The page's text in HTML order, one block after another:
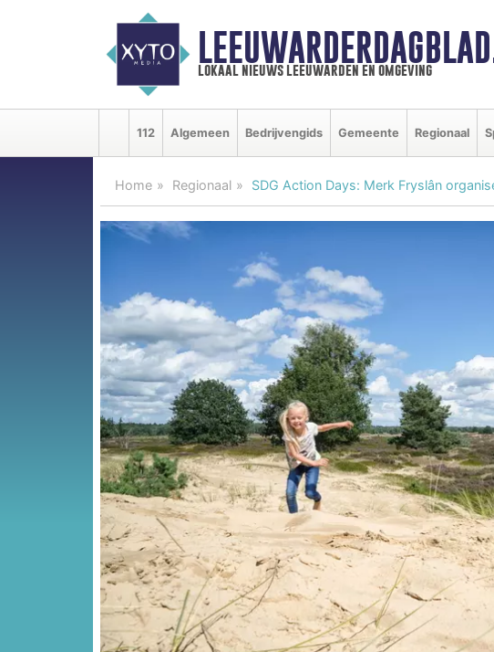
lokaal nieuws leeuwarden en omgeving
112 Algemeen Bedrijvengids Gemeente Regionaal
Home Regionaal SDG Action Days: Merk Fryslân